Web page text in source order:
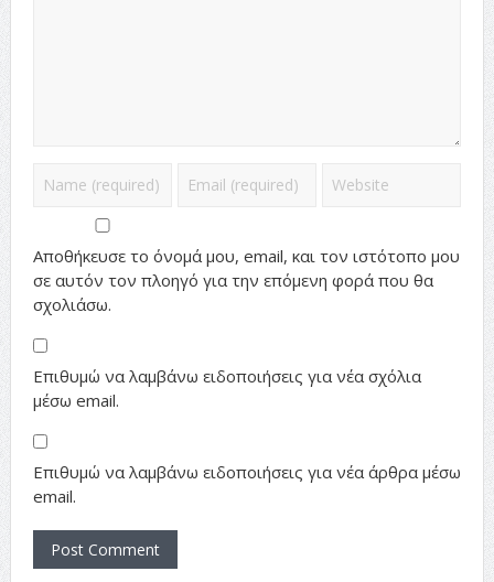
Αποθήκευσε το όνομά μου, email, και τον ιστότοπο μου
σε αυτόν τον πλοηγό για την επόμενη φορά που θα
σχολιάσω.
Επιθυμώ να λαμβάνω ειδοποιήσεις για νέα σχόλια
μέσω email.
Επιθυμώ να λαμβάνω ειδοποιήσεις για νέα άρθρα μέσω
email.